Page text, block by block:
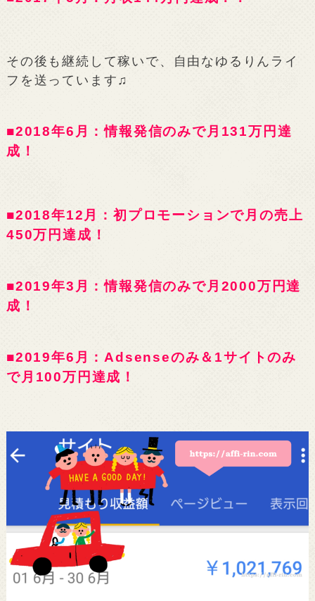
その後も継続して稼いで、自由なゆるりんライ
フを送っています♫
■2018年6月：情報発信のみで月131万円達
成！
■2018年12月：初プロモーションで月の売上
450万円達成！
■2019年3月：情報発信のみで月2000万円達
成！
■2019年6月：Adsenseのみ＆1サイトのみ
で月100万円達成！